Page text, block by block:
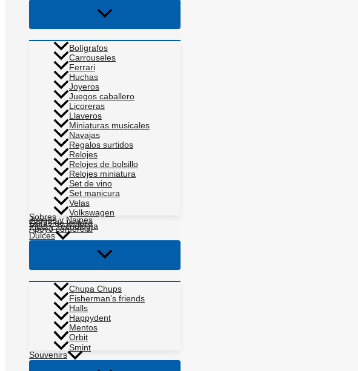
Alternar
Bolígrafos
Carrouseles
Ferrari
Huchas
Joyeros
Juegos caballero
Licoreras
Llaveros
Miniaturas musicales
Navajas
Regalos surtidos
Relojes
Relojes de bolsillo
Relojes miniatura
Set de vino
Set manicura
Velas
Volkswagen
Sobres
Juegos y Naipes
Gafas de lectura
Pilas y Tecnología
Apoyo comercial
Dulces
Alternar
Chupa Chups
Fisherman’s friends
Halls
Happydent
Mentos
Orbit
Smint
Souvenirs